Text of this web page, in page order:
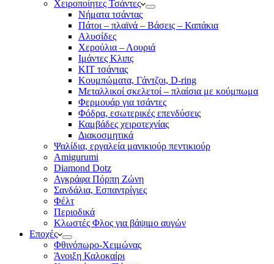
Χειροποίητες Τσάντες
Νήματα τσάντας
Πάτοι – πλαϊνά – Βάσεις – Καπάκια
Αλυσίδες
Χερούλια – Λουριά
Ιμάντες Κλιπς
ΚΙΤ τσάντας
Κουμπώματα, Γάντζοι, D-ring
Μεταλλικοί σκελετοί – πλαίσια με κούμπωμα
Φερμουάρ για τσάντες
Φόδρα, εσωτερικές επενδύσεις
Καμβάδες χειροτεχνίας
Διακοσμητικά
Ψαλίδια, εργαλεία μανικιούρ πεντικιούρ
Amigurumi
Diamond Dotz
Αγκράφα Πόρπη Ζώνη
Σανδάλια, Εσπαντρίγιες
Φέλτ
Περιοδικά
Κλωστές Φλος για βάψιμο αυγών
Εποχές
Φθινόπωρο-Χειμώνας
Άνοιξη Καλοκαίρι